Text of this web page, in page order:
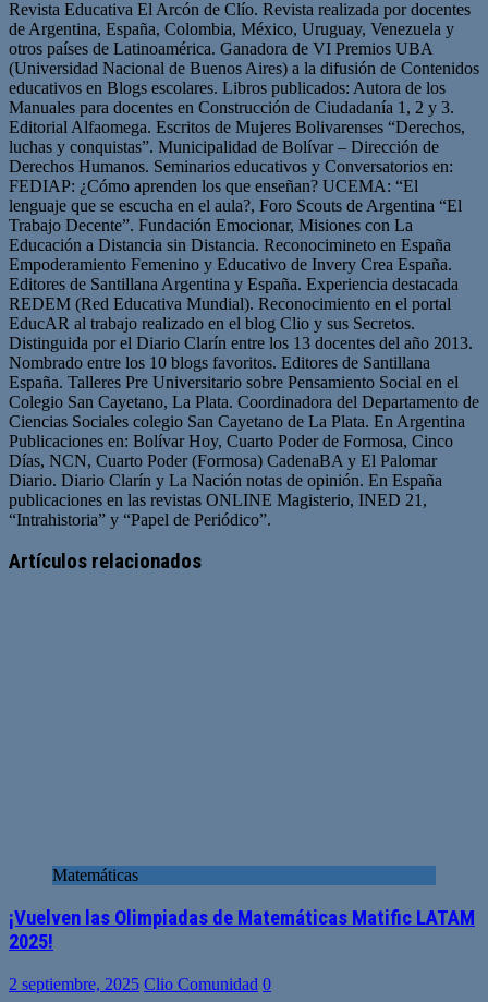
Revista Educativa El Arcón de Clío. Revista realizada por docentes
de Argentina, España, Colombia, México, Uruguay, Venezuela y
otros países de Latinoamérica. Ganadora de VI Premios UBA
(Universidad Nacional de Buenos Aires) a la difusión de Contenidos
educativos en Blogs escolares. Libros publicados: Autora de los
Manuales para docentes en Construcción de Ciudadanía 1, 2 y 3.
Editorial Alfaomega. Escritos de Mujeres Bolivarenses “Derechos,
luchas y conquistas”. Municipalidad de Bolívar – Dirección de
Derechos Humanos. Seminarios educativos y Conversatorios en:
FEDIAP: ¿Cómo aprenden los que enseñan? UCEMA: “El
lenguaje que se escucha en el aula?, Foro Scouts de Argentina “El
Trabajo Decente”. Fundación Emocionar, Misiones con La
Educación a Distancia sin Distancia. Reconocimineto en España
Empoderamiento Femenino y Educativo de Invery Crea España.
Editores de Santillana Argentina y España. Experiencia destacada
REDEM (Red Educativa Mundial). Reconocimiento en el portal
EducAR al trabajo realizado en el blog Clio y sus Secretos.
Distinguida por el Diario Clarín entre los 13 docentes del año 2013.
Nombrado entre los 10 blogs favoritos. Editores de Santillana
España. Talleres Pre Universitario sobre Pensamiento Social en el
Colegio San Cayetano, La Plata. Coordinadora del Departamento de
Ciencias Sociales colegio San Cayetano de La Plata. En Argentina
Publicaciones en: Bolívar Hoy, Cuarto Poder de Formosa, Cinco
Días, NCN, Cuarto Poder (Formosa) CadenaBA y El Palomar
Diario. Diario Clarín y La Nación notas de opinión. En España
publicaciones en las revistas ONLINE Magisterio, INED 21,
“Intrahistoria” y “Papel de Periódico”.
web
Artículos relacionados
Matemáticas
¡Vuelven las Olimpiadas de Matemáticas Matific LATAM
2025!
2 septiembre, 2025 Clio Comunidad 0